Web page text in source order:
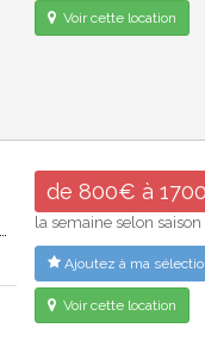
Voir cette location
de 800€ à
la semaine selon saison
Ajoutez à ma
Voir cette location